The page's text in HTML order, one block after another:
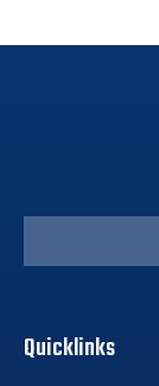
Quicklinks